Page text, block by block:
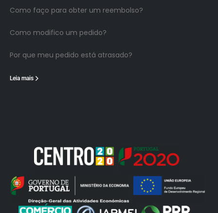
Como faço para obter um reembolso?
Como modifico um pedido?
Por que meu pedido está atrasado?
Leia mais